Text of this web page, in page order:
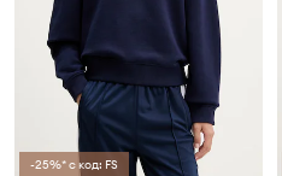
-25%* с код: FS